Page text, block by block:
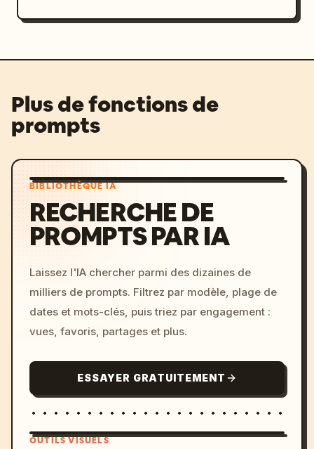
Plus de fonctions de
prompts
BIBLIOTHÈQUE IA
RECHERCHE DE
PROMPTS PAR IA
Laissez l'IA chercher parmi des dizaines de
milliers de prompts. Filtrez par modèle, plage de
dates et mots-clés, puis triez par engagement :
vues, favoris, partages et plus.
ESSAYER GRATUITEMENT
OUTILS VISUELS